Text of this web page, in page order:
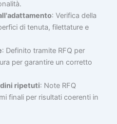
: Verifica della
di tenuta, filettature e
: Definito tramite RFQ per
per garantire un corretto
ripetuti: Note RFQ
finali per risultati coerenti in